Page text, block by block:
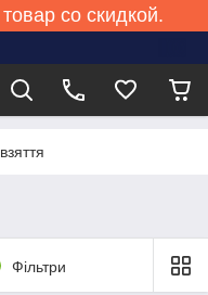
со скидкой.
Фільтри